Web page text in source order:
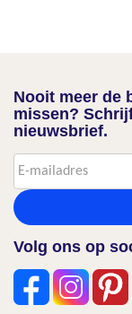
Nooit meer de
missen?
nieuwsbrief.
Volg ons op